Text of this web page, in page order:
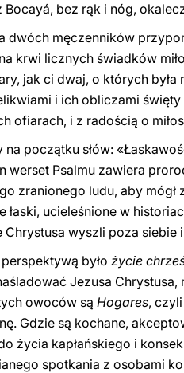
Bocayá, bez rąk i nóg,
dwóch męczenników
krwi licznych świadków
jak ci dwaj, o których była
i ich obliczami
ofiarach, i z radością o
na początku słów:
werset Psalmu zawiera
zranionego ludu, aby
łaski, ucieleśnione w
Chrystusa wyszli poza
było życie
Jezusa
owoców są Hogares,
Gdzie są kochane,
życia kapłańskiego i
spotkania z osobami